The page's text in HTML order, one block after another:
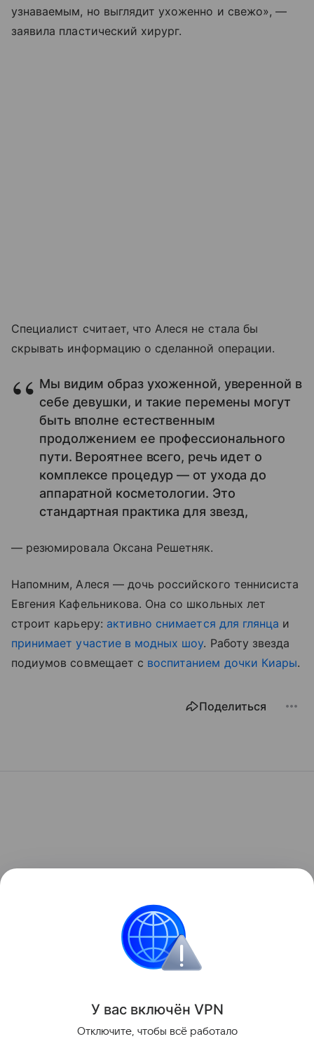
узнаваемым, но выглядит ухоженно и свежо», —
заявила пластический хирург.
Специалист считает, что Алеся не стала бы
скрывать информацию о сделанной операции.
Мы видим образ ухоженной, уверенной в
себе девушки, и такие перемены могут
быть вполне естественным
продолжением ее профессионального
пути. Вероятнее всего, речь идет о
комплексе процедур — от ухода до
аппаратной косметологии. Это
стандартная практика для звезд,
— резюмировала Оксана Решетняк.
Напомним, Алеся — дочь российского теннисиста
Евгения Кафельникова. Она со школьных лет
строит карьеру: активно снимается для глянца и
принимает участие в модных шоу. Работу звезда
подиумов совмещает с воспитанием дочки Киары.
Поделиться
У вас включён VPN
Отключите, чтобы всё работало